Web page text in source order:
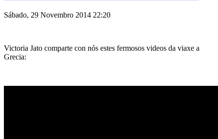
Sábado, 29 Novembro 2014 22:20
Victoria Jato comparte con nós estes fermosos videos da viaxe a
Grecia: